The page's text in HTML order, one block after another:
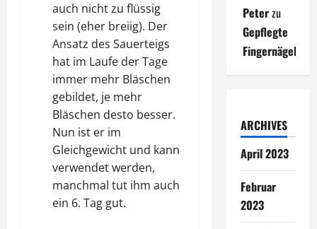
auch nicht zu flüssig
sein (eher breiig). Der
Ansatz des Sauerteigs
hat im Laufe der Tage
immer mehr Bläschen
gebildet, je mehr
Bläschen desto besser.
Nun ist er im
Gleichgewicht und kann
verwendet werden,
manchmal tut ihm auch
ein 6. Tag gut.
Peterzu
Gepflegte
Fingernägel
ARCHIVES
April 2023
Februar
2023